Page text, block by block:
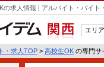
の求人情報 | アルバイト・バイト
関西
エリ
・求人TOP > 高校生OK の専門サ